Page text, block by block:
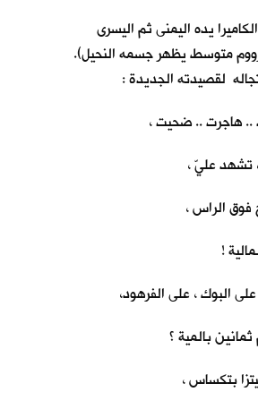
يده اليمنى ثم اليسرى
متوسط يظهر جسمه النحيل).
لقصيدته الجديدة :
.. هاجرت .. ضحيت ،
تشهد عليّ ،
فوق الراس ،
!
البوك ، على الفرهود،
بالمية ؟
بتكساس ،